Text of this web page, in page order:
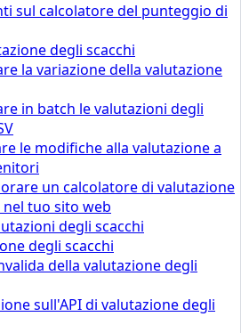
sul calcolatore del punteggio di
degli scacchi
la variazione della valutazione
in batch le valutazioni degli
le modifiche alla valutazione a
un calcolatore di valutazione
nel tuo sito web
degli scacchi
degli scacchi
della valutazione degli
sull'API di valutazione degli